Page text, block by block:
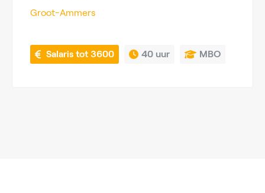
Groot-Ammers
Salaris tot 3600 40 uur MBO